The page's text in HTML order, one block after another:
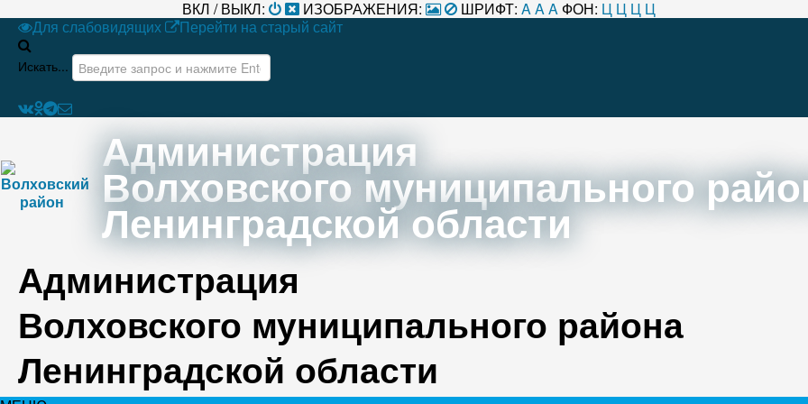
ВКЛ / ВЫКЛ: ИЗОБРАЖЕНИЯ: ШРИФТ: AAA ФОН: Ц Ц Ц Ц
Для слабовидящих
Перейти на старый сайт
Искать...
Администрация
Волховского муниципального
Ленинградской области
Администрация
Волховского муниципального района
Ленинградской области